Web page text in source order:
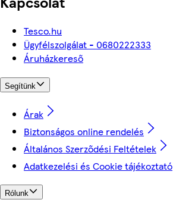
Tesco.hu
Ügyfélszolgálat - 0680222333
Áruházkereső
Segítünk
Árak
Biztonságos online rendelés
Általános Szerződési Feltételek
Adatkezelési és Cookie tájékoztató
Rólunk